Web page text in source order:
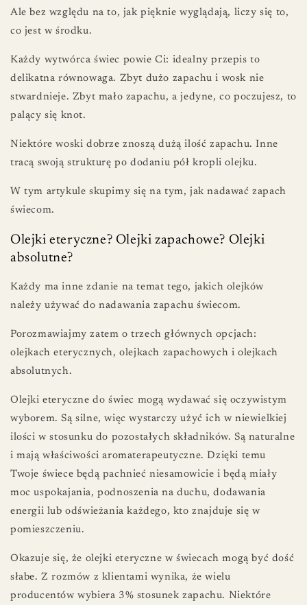
Ale bez względu na to, jak pięknie wyglądają, liczy się to,
co jest w środku.
Każdy wytwórca świec powie Ci: idealny przepis to
delikatna równowaga. Zbyt dużo zapachu i wosk nie
stwardnieje. Zbyt mało zapachu, a jedyne, co poczujesz, to
palący się knot.
Niektóre woski dobrze znoszą dużą ilość zapachu. Inne
tracą swoją strukturę po dodaniu pół kropli olejku.
W tym artykule skupimy się na tym, jak nadawać zapach
świecom.
Olejki eteryczne? Olejki zapachowe? Olejki
absolutne?
Każdy ma inne zdanie na temat tego, jakich olejków
należy używać do nadawania zapachu świecom.
Porozmawiajmy zatem o trzech głównych opcjach:
olejkach eterycznych, olejkach zapachowych i olejkach
absolutnych.
Olejki eteryczne do świec mogą wydawać się oczywistym
wyborem. Są silne, więc wystarczy użyć ich w niewielkiej
ilości w stosunku do pozostałych składników. Są naturalne
i mają właściwości aromaterapeutyczne. Dzięki temu
Twoje świece będą pachnieć niesamowicie i będą miały
moc uspokajania, podnoszenia na duchu, dodawania
energii lub odświeżania każdego, kto znajduje się w
pomieszczeniu.
Okazuje się, że olejki eteryczne w świecach mogą być dość
słabe. Z rozmów z klientami wynika, że ​​wielu
producentów wybiera 3% stosunek zapachu. Niektóre